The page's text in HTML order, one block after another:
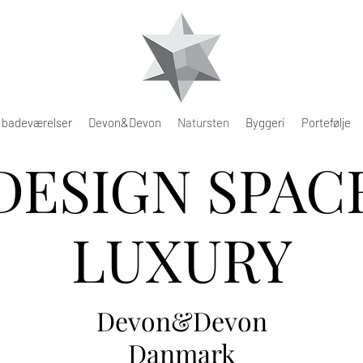
badeværelser Devon&Devon Natursten Byggeri Portefølje
LUXURY
Devon&Devon
Danmark